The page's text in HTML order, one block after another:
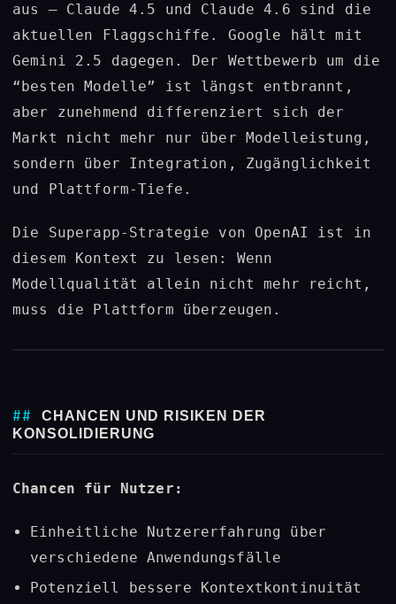
aus – Claude 4.5 und Claude 4.6 sind die
aktuellen Flaggschiffe. Google hält mit
Gemini 2.5 dagegen. Der Wettbewerb um die
“besten Modelle” ist längst entbrannt,
aber zunehmend differenziert sich der
Markt nicht mehr nur über Modelleistung,
sondern über Integration, Zugänglichkeit
und Plattform-Tiefe.
Die Superapp-Strategie von OpenAI ist in
diesem Kontext zu lesen: Wenn
Modellqualität allein nicht mehr reicht,
muss die Plattform überzeugen.
CHANCEN UND RISIKEN DER
KONSOLIDIERUNG
Chancen für Nutzer:
Einheitliche Nutzererfahrung über
verschiedene Anwendungsfälle
Potenziell bessere Kontextkontinuität